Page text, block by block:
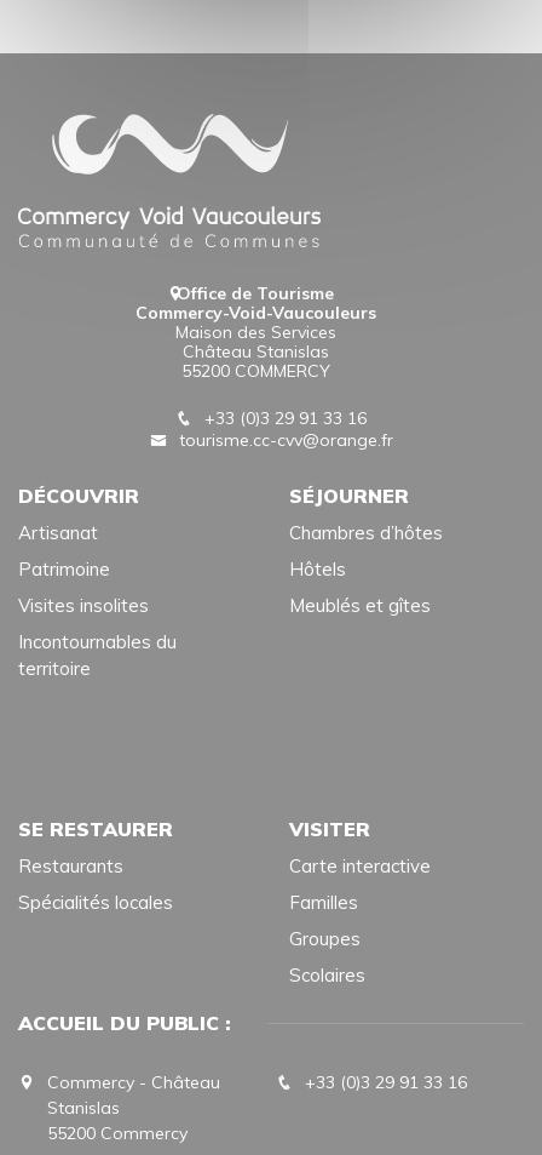
Office de Tourisme
Commercy-Void-Vaucouleurs
Maison des Services
Château Stanislas
55200 COMMERCY
+33 (0)3 29 91 33 16
tourisme.cc-cvv@orange.fr
DÉCOUVRIR
Artisanat
Patrimoine
Visites insolites
Incontournables du
territoire
SÉJOURNER
Chambres d’hôtes
Hôtels
Meublés et gîtes
SE RESTAURER
Restaurants
Spécialités locales
VISITER
Carte interactive
Familles
Groupes
Scolaires
ACCUEIL DU PUBLIC :
Commercy - Château
Stanislas
55200 Commercy
+33 (0)3 29 91 33 16